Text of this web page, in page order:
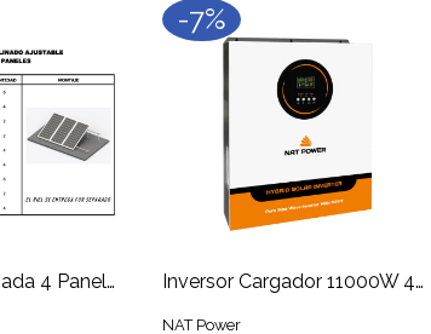
Estructura Inclinada 4 Paneles Solares 15° a 30°
-7%
Inversor Cargador 11000W 48V 2xMPPT Nat Power
NAT Power